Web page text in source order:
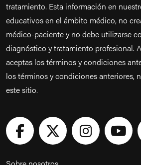
tratamiento. Esta información en
educativos en el ámbito médico, no
médico-paciente y no debe utilizarse
diagnóstico y tratamiento profesional.
aceptas los términos y condiciones
los términos y condiciones anteriores,
este sitio.